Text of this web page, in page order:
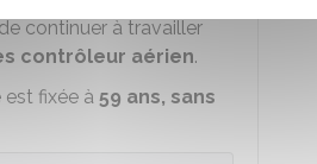
continuer à travailler
contrôleur aérien.
fixée à 59 ans, sans